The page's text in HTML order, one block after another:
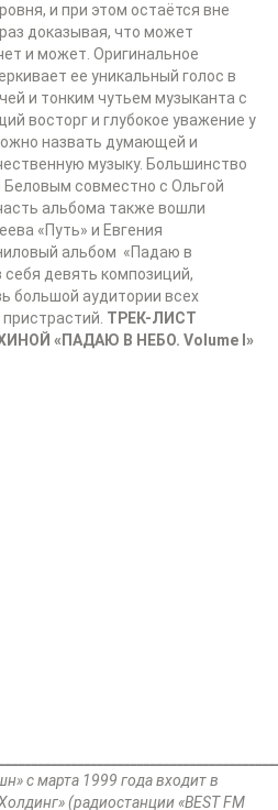
и при этом остаётся вне
доказывая, что может
и может. Оригинальное
ее уникальный голос в
и тонким чутьем музыканта с
восторг и глубокое уважение у
назвать думающей и
музыку. Большинство
совместно с Ольгой
альбома также вошли
«Путь» и Евгения
альбом «Падаю в
девять композиций,
большой аудитории всех
ТРЕК-ЛИСТ
«ПАДАЮ В НЕБО. Volume »
с марта 1999 года входит в
(радиостанции «ВEST FM